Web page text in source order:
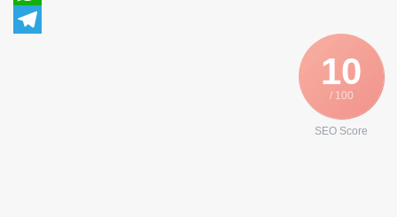
WhatsApp
10
/ 100
SEO Score